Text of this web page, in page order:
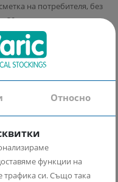
на потребителя, без
дни, считано от датата,
потребителя да се
в обекта на доставчика в
възстановява
си съгласие за
и при условие че това не е
разходите за връщане на
за възстановяване по ал.
организира сам и за своя
Относно
функции на
трафика си. Също така